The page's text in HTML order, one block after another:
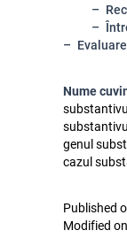
Nume
genul
cazul
Published
Modified